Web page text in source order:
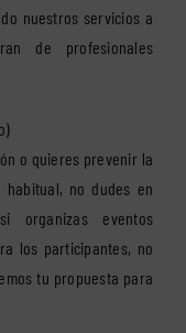
nuestros servicios a
de profesionales
)
o quieres prevenir la
no dudes en
organizas eventos
los participantes, no
tu propuesta para